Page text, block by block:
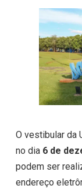
O vestibular da
no dia 6 de
podem ser
endereço